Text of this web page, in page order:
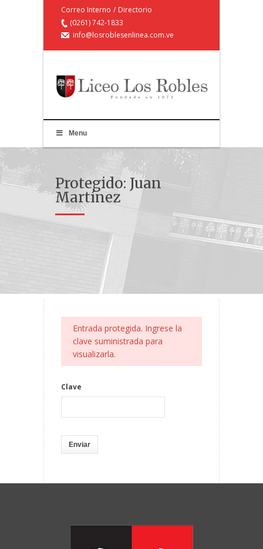
Correo Interno / Directorio
(0261) 742-1833
info@losroblesenlinea.com.ve
Menu
Protegido: Juan
Martínez
Entrada protegida. Ingrese la
clave suministrada para
visualizarla.
Clave